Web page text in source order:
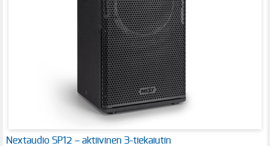
Nextaudio SP12 – aktiivinen 3-tiekaiutin